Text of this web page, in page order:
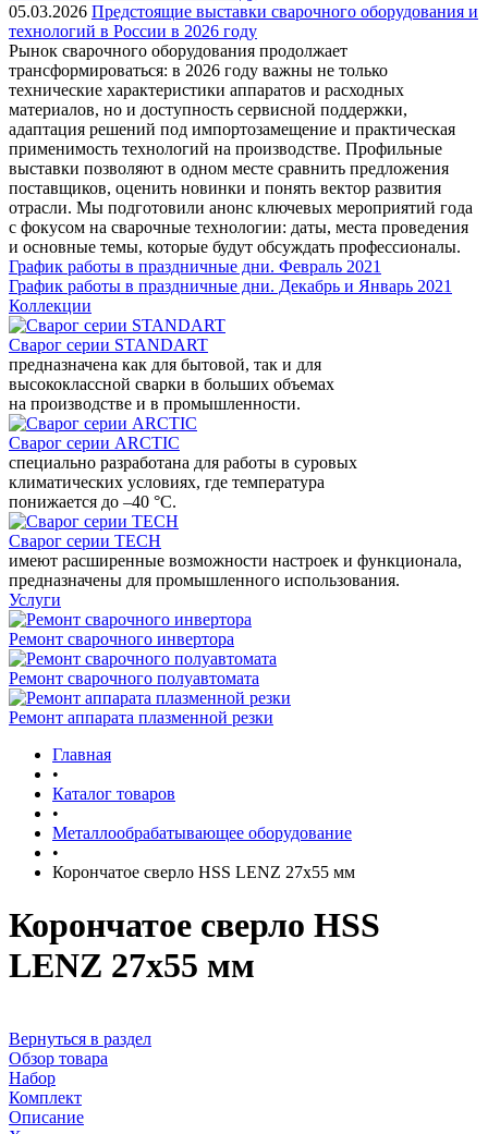
05.03.2026 Предстоящие выставки сварочного оборудования и
технологий в России в 2026 году
Рынок сварочного оборудования продолжает
трансформироваться: в 2026 году важны не только
технические характеристики аппаратов и расходных
материалов, но и доступность сервисной поддержки,
адаптация решений под импортозамещение и практическая
применимость технологий на производстве. Профильные
выставки позволяют в одном месте сравнить предложения
поставщиков, оценить новинки и понять вектор развития
отрасли. Мы подготовили анонс ключевых мероприятий года
с фокусом на сварочные технологии: даты, места проведения
и основные темы, которые будут обсуждать профессионалы.
График работы в праздничные дни. Февраль 2021
График работы в праздничные дни. Декабрь и Январь 2021
Коллекции
Сварог серии STANDART
предназначена как для бытовой, так и для
высококлассной сварки в больших объемах
на производстве и в промышленности.
Сварог серии ARCTIC
специально разработана для работы в суровых
климатических условиях, где температура
понижается до –40 °С.
Сварог серии TECH
имеют расширенные возможности настроек и функционала,
предназначены для промышленного использования.
Услуги
Ремонт сварочного инвертора
Ремонт сварочного полуавтомата
Ремонт аппарата плазменной резки
Главная
•
Каталог товаров
•
Металлообрабатывающее оборудование
•
Корончатое сверло HSS LENZ 27x55 мм
Корончатое сверло HSS
LENZ 27x55 мм
Вернуться в раздел
Обзор товара
Набор
Комплект
Описание